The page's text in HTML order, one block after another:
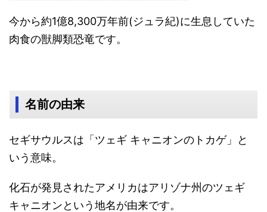
今から約1億8,300万年前(ジュラ紀)に生息していた
肉食の獣脚類恐竜です。
名前の由来
セギサウルスは「ツェギ キャニオンのトカゲ」と
いう意味。
化石が発見されたアメリカはアリゾナ州のツェギ
キャニオンという地名が由来です。